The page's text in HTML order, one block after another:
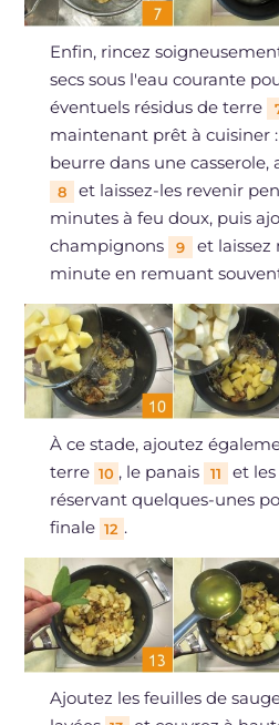
Enfin, rincez
secs sous l'eau courante
éventuels résidus de terre
maintenant prêt à cuisiner
beurre dans une casserole,
8
et laissez-les revenir
minutes à feu doux, puis
champignons
9
et
minute en remuant
À ce stade, ajoutez
terre 10 , le panais 11
et
réservant quelques-unes
finale 12 .
Ajoutez les feuilles de